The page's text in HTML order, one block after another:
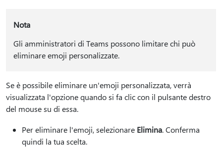
Nota
Gli amministratori di Teams possono limitare chi può
eliminare emoji personalizzate.
Se è possibile eliminare un'emoji personalizzata, verrà
visualizzata l'opzione quando si fa clic con il pulsante destro
del mouse su di essa.
Per eliminare l'emoji, selezionare Elimina. Conferma
quindi la tua scelta.